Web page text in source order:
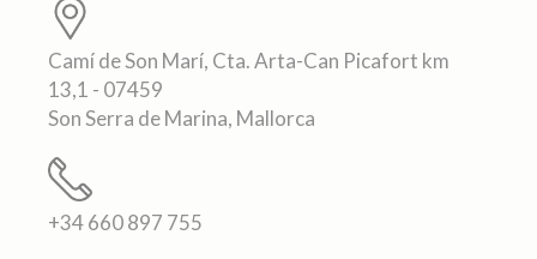
Camí de Son Marí, Cta. Arta-Can Picafort km
13,1 - 07459
Son Serra de Marina, Mallorca
+34 660 897 755